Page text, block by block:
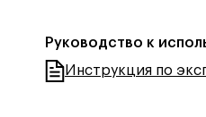
Руководство к
Инструкция по